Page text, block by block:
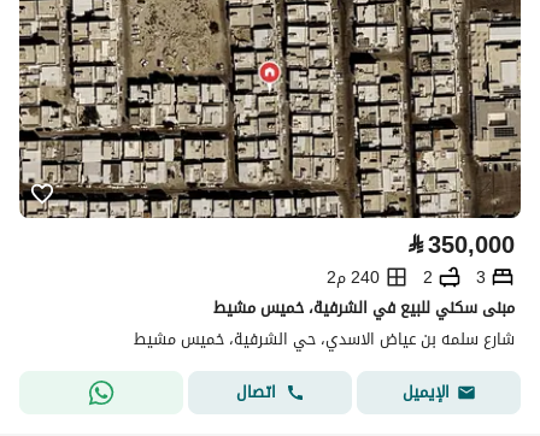
⃁350,000
3
2
240 م2
مبنى سكني للبيع في الشرفية، خميس مشيط
شارع سلمه بن عياض الاسدي، حي الشرفية، خميس مشيط
الإيميل
اتصال